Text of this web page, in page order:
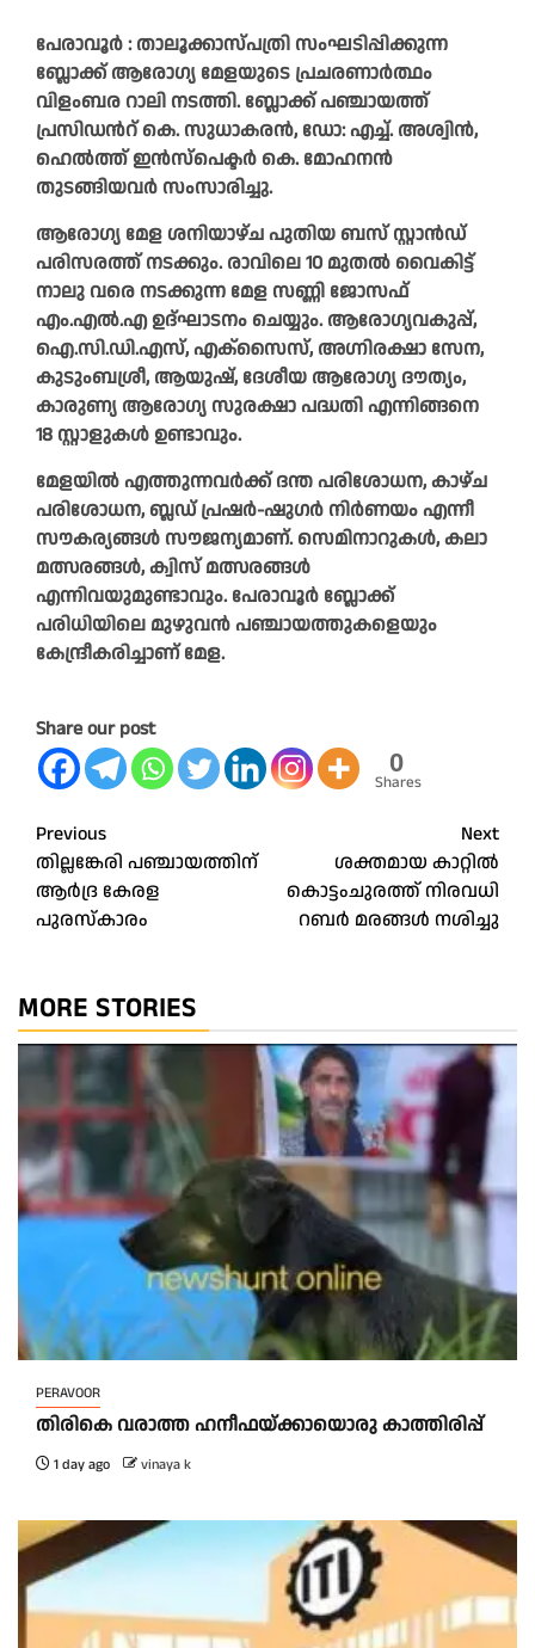
പേരാവൂർ : താലൂക്കാസ്പത്രി സംഘടിപ്പിക്കുന്ന
ബ്ലോക്ക് ആരോഗ്യ മേളയുടെ പ്രചരണാർത്ഥം
വിളംബര റാലി നടത്തി. ബ്ലോക്ക് പഞ്ചായത്ത്
പ്രസിഡൻറ് കെ. സുധാകരൻ, ഡോ: എച്ച്. അശ്വിൻ,
ഹെൽത്ത് ഇൻസ്പെക്ടർ കെ. മോഹനൻ
തുടങ്ങിയവർ സംസാരിച്ചു.
ആരോഗ്യ മേള ശനിയാഴ്ച പുതിയ ബസ് സ്റ്റാൻഡ്
പരിസരത്ത് നടക്കും. രാവിലെ 10 മുതൽ വൈകിട്ട്
നാലു വരെ നടക്കുന്ന മേള സണ്ണി ജോസഫ്
എം.എൽ.എ ഉദ്ഘാടനം ചെയ്യും. ആരോഗ്യവകുപ്പ്,
ഐ.സി.ഡി.എസ്, എക്‌സൈസ്, അഗ്നിരക്ഷാ സേന,
കുടുംബശ്രീ, ആയുഷ്, ദേശീയ ആരോഗ്യ ദൗത്യം,
കാരുണ്യ ആരോഗ്യ സുരക്ഷാ പദ്ധതി എന്നിങ്ങനെ
18 സ്റ്റാളുകൾ ഉണ്ടാവും.
മേളയിൽ എത്തുന്നവർക്ക് ദന്ത പരിശോധന, കാഴ്ച
പരിശോധന, ബ്ലഡ് പ്രഷർ-ഷുഗർ നിർണയം എന്നീ
സൗകര്യങ്ങൾ സൗജന്യമാണ്. സെമിനാറുകൾ, കലാ
മത്സരങ്ങൾ, ക്വിസ് മത്സരങ്ങൾ
എന്നിവയുമുണ്ടാവും. പേരാവൂർ ബ്ലോക്ക്
പരിധിയിലെ മുഴുവൻ പഞ്ചായത്തുകളെയും
കേന്ദ്രീകരിച്ചാണ് മേള.
Share our post
0
Shares
Post
navigation
Previous
തില്ലങ്കേരി പഞ്ചായത്തിന്
ആർദ്ര കേരള
പുരസ്കാരം
Next
ശക്തമായ കാറ്റിൽ
കൊട്ടംചുരത്ത് നിരവധി
റബർ മരങ്ങൾ നശിച്ചു
MORE STORIES
PERAVOOR
തിരികെ വരാത്ത ഹനീഫയ്ക്കായൊരു കാത്തിരിപ്പ്
1 day ago vinaya k